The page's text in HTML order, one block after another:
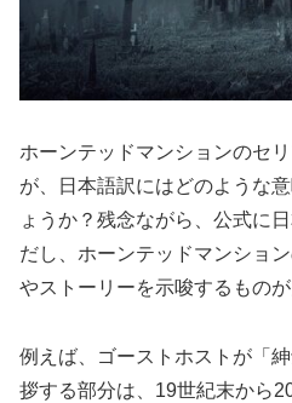
ホーンテッドマンションのセ
が、日本語訳にはどのような
ょうか？残念ながら、公式に
だし、ホーンテッドマンショ
やストーリーを示唆するもの
例えば、ゴーストホストが「
拶する部分は、19世紀末から